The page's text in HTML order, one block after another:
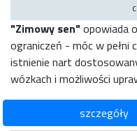
"Zimowy sen" opowiada
ograniczeń - móc w pełni
istnienie nart
wózkach i możliwości
szczegóły